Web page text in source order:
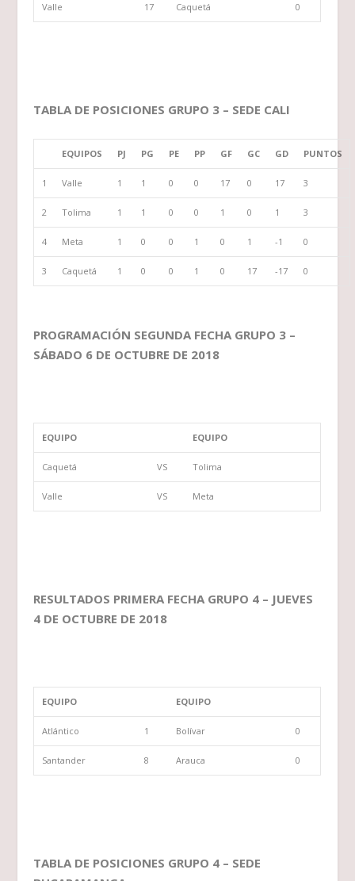
Valle 17 Caquetá 0
TABLA DE POSICIONES GRUPO 3 – SEDE CALI
EQUIPOS PJ PG PE PP GF GC GD PUNTOS
1 Valle 1 1 0 0 17 0 17 3
2 Tolima 1 1 0 0 1 0 1 3
4 Meta 1 0 0 1 0 1 -1 0
3 Caquetá 1 0 0 1 0 17 -17 0
PROGRAMACIÓN SEGUNDA FECHA GRUPO 3 –
SÁBADO 6 DE OCTUBRE DE 2018
EQUIPO EQUIPO
Caquetá VS Tolima
Valle VS Meta
RESULTADOS PRIMERA FECHA GRUPO 4 – JUEVES
4 DE OCTUBRE DE 2018
EQUIPO EQUIPO
Atlántico 1 Bolívar 0
Santander 8 Arauca 0
TABLA DE POSICIONES GRUPO 4 – SEDE